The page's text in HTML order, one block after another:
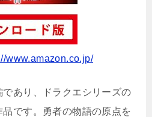
www.amazon.co.jp/
であり、ドラクエシリーズの
です。勇者の物語の原点を